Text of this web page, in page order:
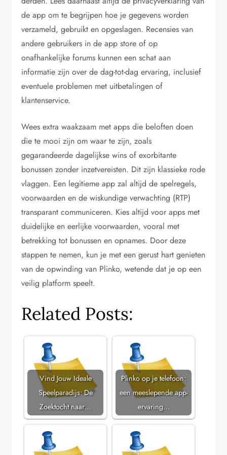
de app om te begrijpen hoe je gegevens worden
verzameld, gebruikt en opgeslagen. Recensies van
andere gebruikers in de app store of op
onafhankelijke forums kunnen een schat aan
informatie zijn over de dag-tot-dag ervaring, inclusief
eventuele problemen met uitbetalingen of
klantenservice.
Wees extra waakzaam met apps die beloften doen
die te mooi zijn om waar te zijn, zoals
gegarandeerde dagelijkse wins of exorbitante
bonussen zonder inzetvereisten. Dit zijn klassieke rode
vlaggen. Een legitieme app zal altijd de spelregels,
voorwaarden en de wiskundige verwachting (RTP)
transparant communiceren. Kies altijd voor apps met
duidelijke en eerlijke voorwaarden, vooral met
betrekking tot bonussen en opnames. Door deze
stappen te nemen, kun je met een gerust hart genieten
van de opwinding van Plinko, wetende dat je op een
veilig platform speelt.
Related Posts:
Vind Jouw Ideale
Speelparadijs: De
Zoektocht naar…
Plinko op je telefoon:
een meeslepende app-
ervaring…